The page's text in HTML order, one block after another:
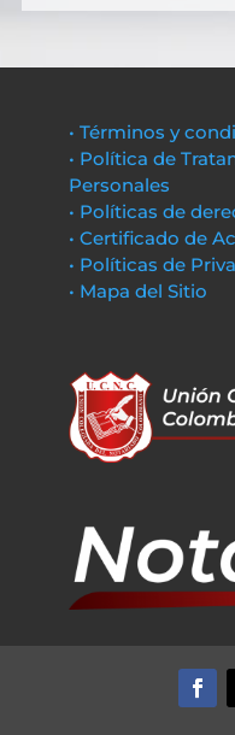
• Términos y
• Política de
Personales
• Políticas de
• Certificado de
• Políticas de
• Mapa del Sitio